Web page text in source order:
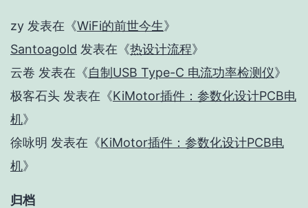
zy 发表在《WiFi的前世今生》
Santoagold 发表在《热设计流程》
云卷 发表在《自制USB Type-C 电流功率检测仪》
极客石头 发表在《KiMotor插件：参数化设计PCB电
机》
徐咏明 发表在《KiMotor插件：参数化设计PCB电
机》
归档